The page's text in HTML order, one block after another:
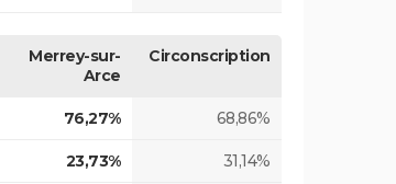
Merrey-sur-
Arce
Circonscription
76,27% 68,86%
23,73% 31,14%